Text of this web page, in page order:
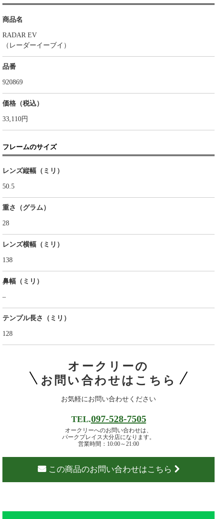
商品名
RADAR EV
（レーダーイーブイ）
品番
920869
価格（税込）
33,110円
フレームのサイズ
レンズ縦幅（ミリ）
50.5
重さ（グラム）
28
レンズ横幅（ミリ）
138
鼻幅（ミリ）
–
テンプル長さ（ミリ）
128
オークリーの
お問い合わせはこちら
お気軽にお問い合わせください
TEL.097-528-7505
オークリーへのお問い合わせは、
パークプレイス大分店になります。
営業時間：10:00～21:00
この商品のお問い合わせはこちら